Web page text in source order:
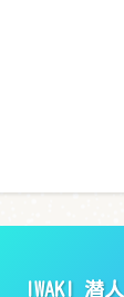
IWAKI 潜人